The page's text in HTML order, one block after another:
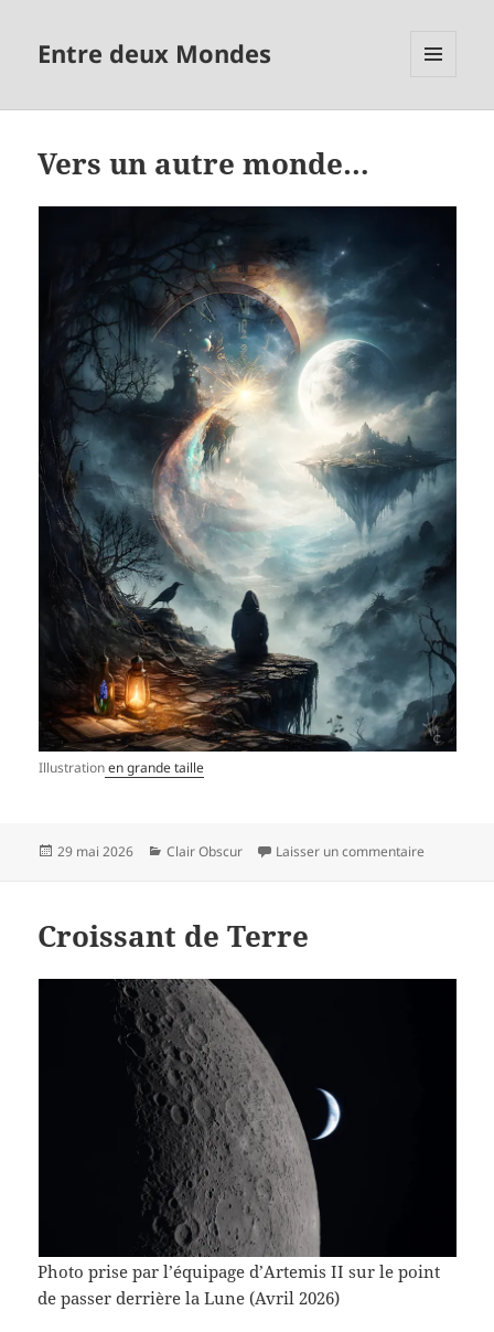
Entre deux Mondes
Vers un autre monde…
Illustrationen grande taille
Publié
29 mai 2026 Catégories
Clair Obscur Laisser un commentaire
Croissant de Terre
Photo prise par l’équipage d’Artemis II sur le point
de passer derrière la Lune (Avril 2026)